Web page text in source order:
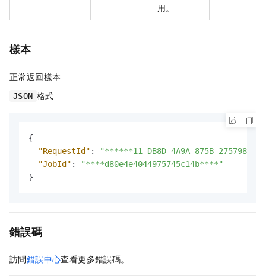
用。
樣本
正常返回樣本
JSON 格式
{
"RequestId" :
"******11-DB8D-4A9A-875B-
"JobId" :
"****d80e4e4044975745c14b****"
}
錯誤碼
訪問錯誤中心查看更多錯誤碼。